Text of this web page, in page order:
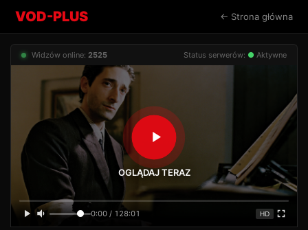
VOD-PLUS ← Strona główna
Widzów online: 2525 Status serwerów: ● Aktywne
OGLĄDAJ TERAZ
0:00 / 128:01 HD